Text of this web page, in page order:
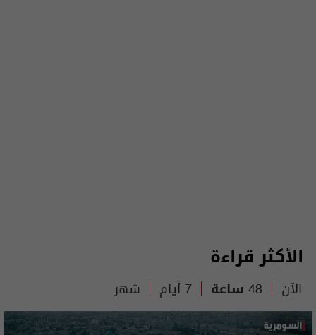
الأكثر قراءة
الآن 48 ساعة 7 أيام شهر